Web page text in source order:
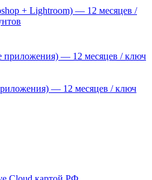
+ Lightroom) — 12 месяцев /
— 12 месяцев / ключ